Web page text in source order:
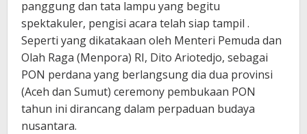
panggung dan tata lampu yang begitu
spektakuler, pengisi acara telah siap tampil .
Seperti yang dikatakaan oleh Menteri Pemuda dan
Olah Raga (Menpora) RI, Dito Ariotedjo, sebagai
PON perdana yang berlangsung dia dua provinsi
(Aceh dan Sumut) ceremony pembukaan PON
tahun ini dirancang dalam perpaduan budaya
nusantara.